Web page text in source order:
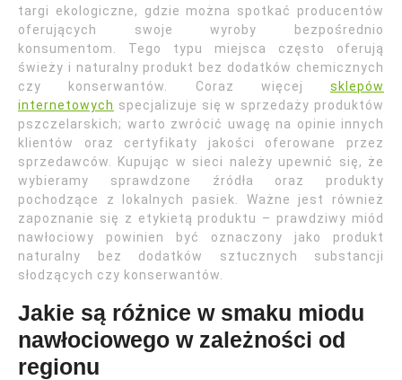
targi ekologiczne, gdzie można spotkać producentów
oferujących swoje wyroby bezpośrednio
konsumentom. Tego typu miejsca często oferują
świeży i naturalny produkt bez dodatków chemicznych
czy konserwantów. Coraz więcej sklepów
internetowych specjalizuje się w sprzedaży produktów
pszczelarskich; warto zwrócić uwagę na opinie innych
klientów oraz certyfikaty jakości oferowane przez
sprzedawców. Kupując w sieci należy upewnić się, że
wybieramy sprawdzone źródła oraz produkty
pochodzące z lokalnych pasiek. Ważne jest również
zapoznanie się z etykietą produktu – prawdziwy miód
nawłociowy powinien być oznaczony jako produkt
naturalny bez dodatków sztucznych substancji
słodzących czy konserwantów.
Jakie są różnice w smaku miodu
nawłociowego w zależności od
regionu